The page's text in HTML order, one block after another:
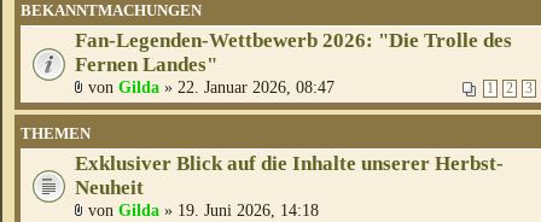
BEKANNTMACHUNGEN
Fan-Legenden-Wettbewerb 2026: "Die Trolle des
Fernen Landes"
1 2 3
von Gilda » 22. Januar 2026, 08:47
THEMEN
Exklusiver Blick auf die Inhalte unserer Herbst-
Neuheit
von Gilda » 19. Juni 2026, 14:18